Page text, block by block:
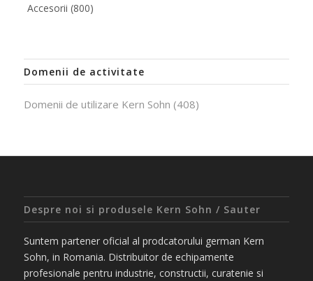
Accesorii (800)
Domenii de activitate
Domenii de utilizare Kern Sohn (408)
Despre noi si produsele Kern Sohn / Sauter
Suntem partener oficial al prodcatorului german Kern
Sohn, in Romania. Distribuitor de echipamente
profesionale pentru industrie, constructii, curatenie si